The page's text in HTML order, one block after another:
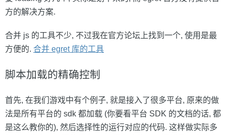
方的解决方案.
合并 js 的工具不少, 不过我在官方论坛上找到一个, 使用是最
方便的. 合并 egret 库的工具
脚本加载的精确控制
首先, 在我们游戏中有个例子, 就是接入了很多平台, 原来的做
法是所有平台的 sdk 都加载 (你要看平台 SDK 的文档的话, 都
是这么教你的), 然后选择性的运行对应的代码. 这样做实际多